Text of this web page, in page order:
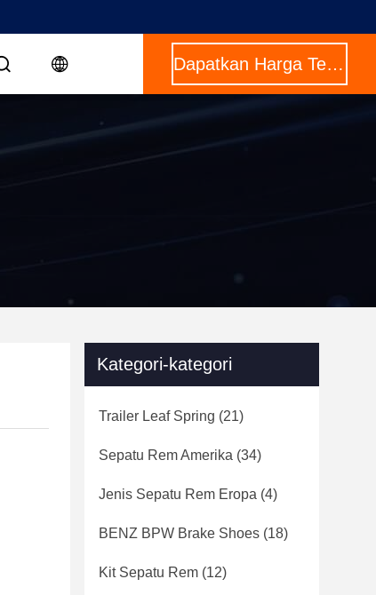
Dapatkan Harga Terbaik
Kategori-kategori
Trailer Leaf Spring (21)
Sepatu Rem Amerika (34)
Jenis Sepatu Rem Eropa (4)
BENZ BPW Brake Shoes (18)
Kit Sepatu Rem (12)